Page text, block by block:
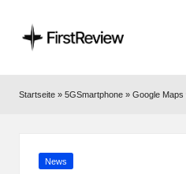
ir
Alles
Startseite » 5GSmartphone » Google
Posted
News